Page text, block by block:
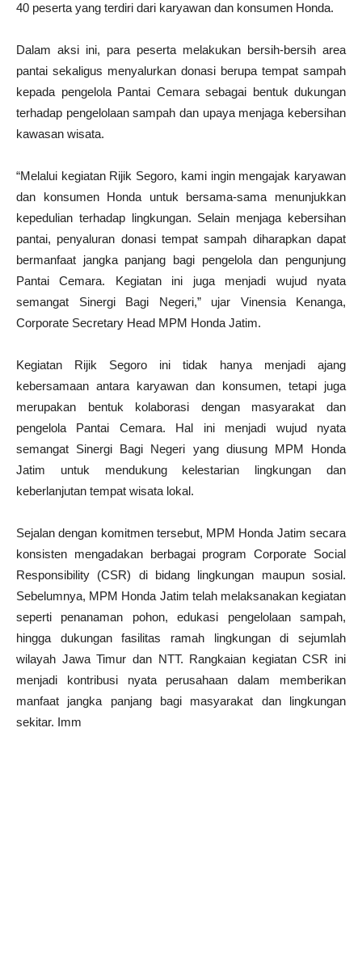
40 peserta yang terdiri dari karyawan dan konsumen Honda.
Dalam aksi ini, para peserta melakukan bersih-bersih area
pantai sekaligus menyalurkan donasi berupa tempat sampah
kepada pengelola Pantai Cemara sebagai bentuk dukungan
terhadap pengelolaan sampah dan upaya menjaga kebersihan
kawasan wisata.
“Melalui kegiatan Rijik Segoro, kami ingin mengajak karyawan
dan konsumen Honda untuk bersama-sama menunjukkan
kepedulian terhadap lingkungan. Selain menjaga kebersihan
pantai, penyaluran donasi tempat sampah diharapkan dapat
bermanfaat jangka panjang bagi pengelola dan pengunjung
Pantai Cemara. Kegiatan ini juga menjadi wujud nyata
semangat Sinergi Bagi Negeri,” ujar Vinensia Kenanga,
Corporate Secretary Head MPM Honda Jatim.
Kegiatan Rijik Segoro ini tidak hanya menjadi ajang
kebersamaan antara karyawan dan konsumen, tetapi juga
merupakan bentuk kolaborasi dengan masyarakat dan
pengelola Pantai Cemara. Hal ini menjadi wujud nyata
semangat Sinergi Bagi Negeri yang diusung MPM Honda
Jatim untuk mendukung kelestarian lingkungan dan
keberlanjutan tempat wisata lokal.
Sejalan dengan komitmen tersebut, MPM Honda Jatim secara
konsisten mengadakan berbagai program Corporate Social
Responsibility (CSR) di bidang lingkungan maupun sosial.
Sebelumnya, MPM Honda Jatim telah melaksanakan kegiatan
seperti penanaman pohon, edukasi pengelolaan sampah,
hingga dukungan fasilitas ramah lingkungan di sejumlah
wilayah Jawa Timur dan NTT. Rangkaian kegiatan CSR ini
menjadi kontribusi nyata perusahaan dalam memberikan
manfaat jangka panjang bagi masyarakat dan lingkungan
sekitar. Imm